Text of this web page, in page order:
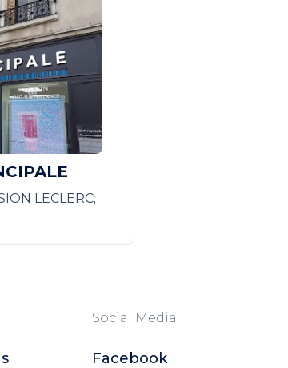
LECLERC;
Social Media
Facebook